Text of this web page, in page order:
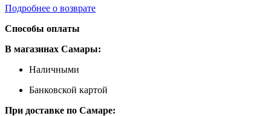
Подробнее о возврате
Способы оплаты
В магазинах Самары:
Наличными
Банковской картой
При доставке по Самаре: